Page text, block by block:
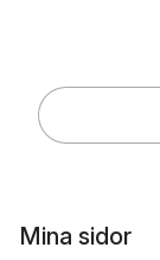
Mina sidor